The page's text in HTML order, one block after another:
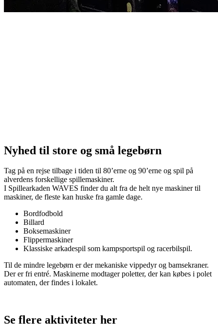
Nyhed til store og små legebørn
Tag på en rejse tilbage i tiden til 80’erne og 90’erne og spil på
alverdens forskellige spillemaskiner.
I Spillearkaden WAVES finder du alt fra de helt nye maskiner til
maskiner, de fleste kan huske fra gamle dage.
Bordfodbold
Billard
Boksemaskiner
Flippermaskiner
Klassiske arkadespil som kampsportspil og racerbilspil.
Til de mindre legebørn er der mekaniske vippedyr og bamsekraner.
Der er fri entré. Maskinerne modtager poletter, der kan købes i polet
automaten, der findes i lokalet.
Se flere aktiviteter her